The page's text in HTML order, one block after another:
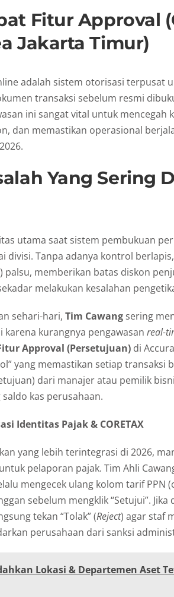
Fitur Approval
Jakarta Timur)
adalah sistem otorisasi terpusat
transaksi sebelum resmi
ini sangat vital untuk mencegah
dan memastikan operasional
Yang Sering
utama saat sistem pembukuan
divisi. Tanpa adanya kontrol
palsu, memberikan batas diskon
melakukan kesalahan
sehari-hari, Tim Cawangsering
kurangnya pengawasan real-
Approval (Persetujuan)di
yang memastikan setiap transaksi
dari manajer atau pemilik
kas perusahaan.
Identitas Pajak & CORETAX
yang lebih terintegrasi di 2026,
pelaporan pajak. Tim Ahli
mengecek ulang kolom tarif PPN
sebelum mengklik “Setujui”.
tekan “Tolak” (Reject) agar staf
perusahaan dari sanksi
Lokasi & Departemen Aset